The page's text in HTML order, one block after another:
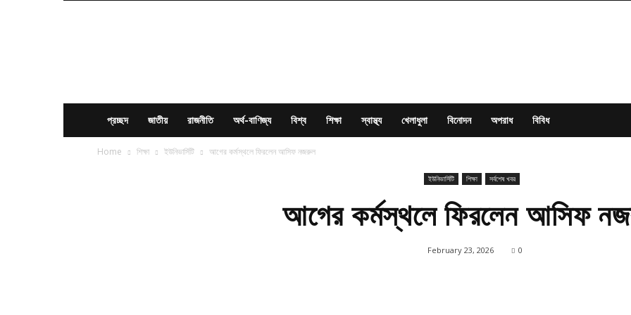
প্রচ্ছদ জাতীয় রাজনীতি অর্থ-বাণিজ্য বিশ্ব শিক্ষা স্বাস্থ্য খেলাধুলা বিনোদন অপরাধ বিবিধ
Home শিক্ষা ইউনিভার্সিটি আগের কর্মস্থলে ফিরলেন আসিফ নজরুল
ইউনিভার্সিটি শিক্ষা সর্বশেষ খবর
আগের কর্মস্থলে ফিরলেন আসিফ
February 23, 2026 0